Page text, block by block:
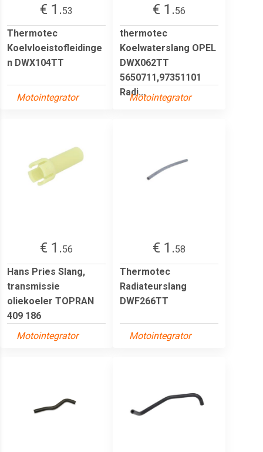
€ 1.53
Thermotec
Koelvloeistofleidinge
n DWX104TT
Motointegrator
€ 1.56
thermotec
Koelwaterslang OPEL
DWX062TT
5650711,97351101
Radi...
Motointegrator
€ 1.56
Hans Pries Slang,
transmissie
oliekoeler TOPRAN
409 186
Motointegrator
€ 1.58
Thermotec
Radiateurslang
DWF266TT
Motointegrator